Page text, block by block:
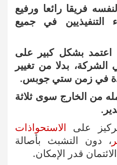
فريقا رائعا ورفيع
التنفيذيين في جميع
اعتمد بشكل كبير على
الشركة، بدلا من تغيير
في زمن ستي جوبس.
من الخارج سوى ثلاثة
على الاستحواذات
، دون التشبث بأصالة
قدر الإمكان.